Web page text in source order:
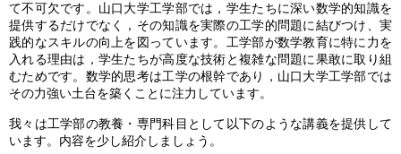
て不可欠です。山口大学工学部では，学生たちに深い数学的知識を
提供するだけでなく，その知識を実際の工学的問題に結びつけ、実
践的なスキルの向上を図っています。工学部が数学教育に特に力を
入れる理由は，学生たちが高度な技術と複雑な問題に果敢に取り組
むためです。数学的思考は工学の根幹であり，山口大学工学部では
その力強い土台を築くことに注力しています。
我々は工学部の教養・専門科目として以下のような講義を提供して
います。内容を少し紹介しましょう。